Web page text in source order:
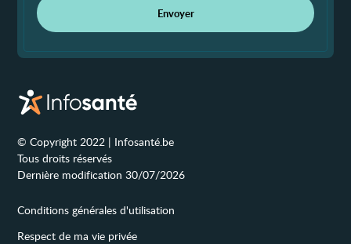
Envoyer
© Copyright 2022 | Infosanté.be
Tous droits réservés
Dernière modification 30/07/2026
Conditions générales d'utilisation
Respect de ma vie privée